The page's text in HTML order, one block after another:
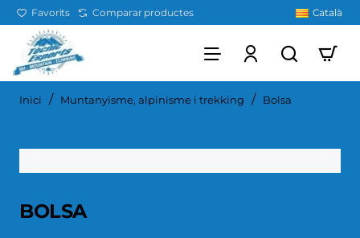
Favorits Comparar productes Català
Inici homeMuntanyisme, alpinisme i trekking Bolsa
BOLSA